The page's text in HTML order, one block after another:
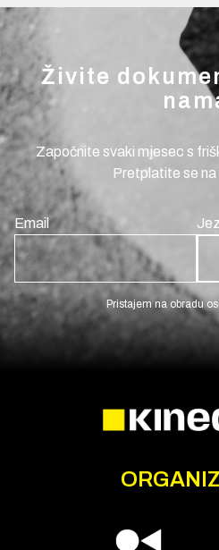
Živite
Započnite svaki mjesec s
Pretplatite se
Email
Pristajem na obradu